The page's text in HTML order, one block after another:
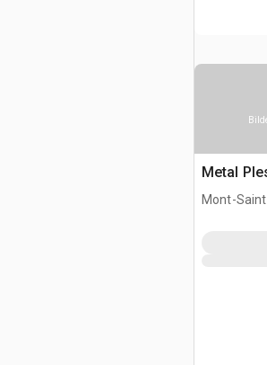
Metal
Mont-